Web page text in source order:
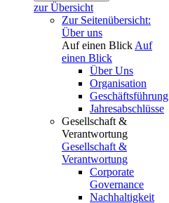
zur Übersicht
Zur Seitenübersicht:
Über uns
Auf einen Blick Auf
einen Blick
Über Uns
Organisation
Geschäftsführung
Jahresabschlüsse
Gesellschaft &
Verantwortung
Gesellschaft &
Verantwortung
Corporate
Governance
Nachhaltigkeit